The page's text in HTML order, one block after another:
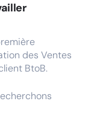
des Ventes
BtoB.